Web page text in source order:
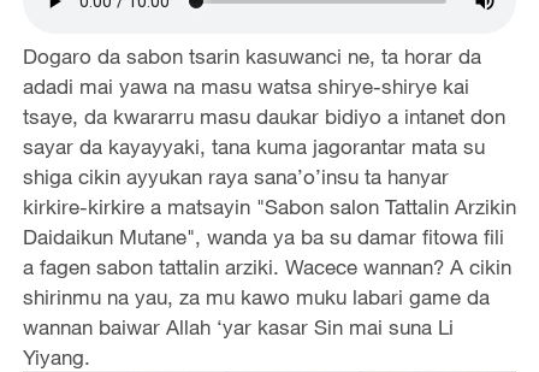
Dogaro da sabon tsarin kasuwanci ne, ta horar da
adadi mai yawa na masu watsa shirye-shirye kai
tsaye, da kwararru masu daukar bidiyo a intanet don
sayar da kayayyaki, tana kuma jagorantar mata su
shiga cikin ayyukan raya sana’o’insu ta hanyar
kirkire-kirkire a matsayin "Sabon salon Tattalin Arzikin
Daidaikun Mutane", wanda ya ba su damar fitowa fili
a fagen sabon tattalin arziki. Wacece wannan? A cikin
shirinmu na yau, za mu kawo muku labari game da
wannan baiwar Allah ‘yar kasar Sin mai suna Li
Yiyang.